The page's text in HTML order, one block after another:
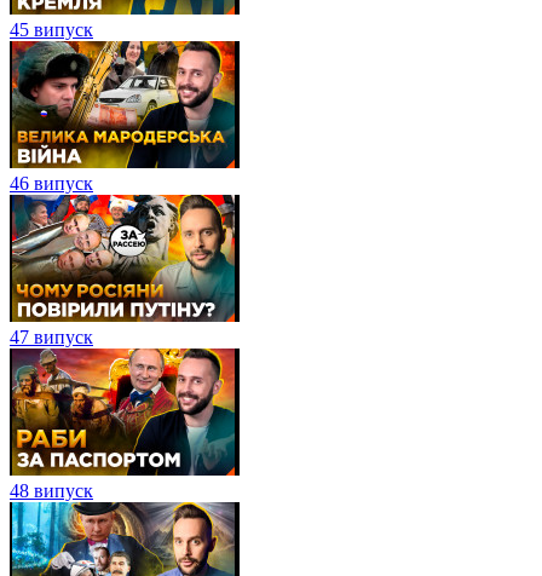
45 випуск
46 випуск
47 випуск
48 випуск